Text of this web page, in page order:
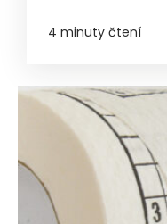
4 minuty čtení